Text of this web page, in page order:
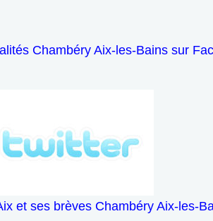
Chambéry Aix-les-Bains sur
et ses brèves Chambéry Aix-les-